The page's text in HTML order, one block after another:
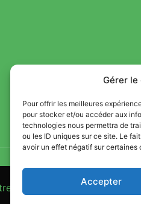
Gérer
Pour offrir les meilleures
pour stocker et/ou accéder aux
technologies nous permettra de
ou les ID uniques sur ce site. Le
avoir un effet négatif sur
Accepter
: Yoga, Bien-être, Nutrition